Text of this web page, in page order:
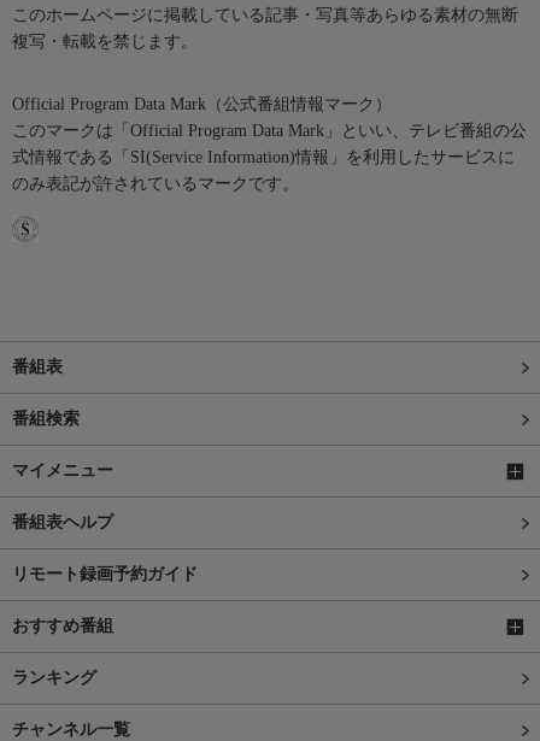
このホームページに掲載している記事・写真等あらゆる素材の無断
複写・転載を禁じます。
Official Program Data Mark（公式番組情報マーク）
このマークは「Official Program Data Mark」といい、テレビ番組の公
式情報である「SI(Service Information)情報」を利用したサービスに
のみ表記が許されているマークです。
番組表
番組検索
マイメニュー
番組表ヘルプ
リモート録画予約ガイド
おすすめ番組
ランキング
チャンネル一覧